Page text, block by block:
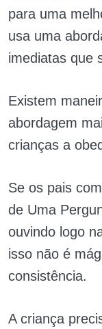
para uma
usa uma
imediatas que
Existem
abordagem
crianças a
Se os pais
de Uma
ouvindo logo
isso não é
consistência.
A criança